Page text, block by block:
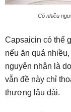
Có nhiều
Capsaicin có thể
nếu ăn quá
nguyên nhân là
vẫn đề này chỉ
thương lâu dài.